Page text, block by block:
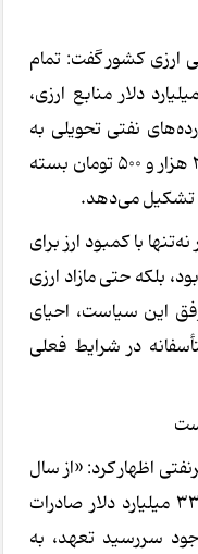
ارزی کشور گفت: تمام
اجزای بودجه، از جمله بیش از 33 میلیارد دلار منابع ارزی،
نفتی تحویلی به
پتروشیمی‌ها، همگی بر مبنای نرخ 28 هزار و 500 تومان بسته
تشکیل می‌دهد.
با کمبود ارز برای
بلکه حتی مازاد ارزی
این سیاست، احیای
در شرایط فعلی
اظهار کرد: «از سال
1397 تا 25 آذر امسال، از مجموع 333 میلیارد دلار صادرات
آن با وجود سررسید تعهد، به